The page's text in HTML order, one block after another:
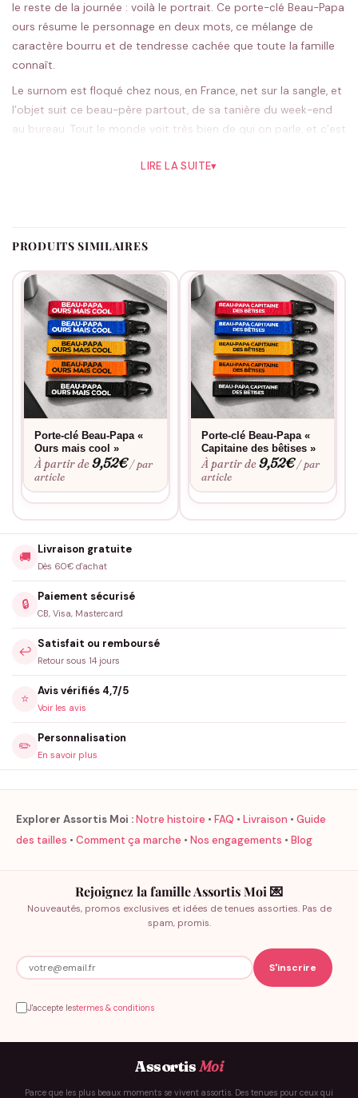
le reste de la journée : voilà le portrait. Ce porte-clé Beau-Papa
ours résume le personnage en deux mots, ce mélange de
caractère bourru et de tendresse cachée que toute la famille
connaît.
Le surnom est floqué chez nous, en France, net sur la sangle, et
l’objet suit ce beau-père partout, de sa tanière du week-end
au bureau. Tout le monde voit très bien de qui on parle, et c’est
Tu le choisis parmi cinq teintes : le noir lui va comme une
surprises si tu veux compléter.
LIRE LA SUITE▾
PRODUITS SIMILAIRES
Porte-clé Beau-Papa «
Ours mais cool »
À partir de9,52€ / par
article
Porte-clé Beau-Papa «
Capitaine des bêtises »
À partir de9,52€ / par
article
🚚
Livraison gratuite
Dès 60€ d'achat
🔒
Paiement sécurisé
CB, Visa, Mastercard
↩️
Satisfait ou remboursé
Retour sous 14 jours
⭐
Avis vérifiés 4,7/5
Voir les avis
✏️
Personnalisation
En savoir plus
Explorer Assortis Moi :Notre histoire • FAQ • Livraison • Guide
des tailles • Comment ça marche • Nos engagements • Blog
Rejoignez la famille Assortis Moi 💌
Nouveautés, promos exclusives et idées de tenues assorties. Pas de
spam, promis.
J'accepte lestermes & conditions
AssortisMoi
Parce que les plus beaux moments se vivent assortis. Des tenues pour ceux qui